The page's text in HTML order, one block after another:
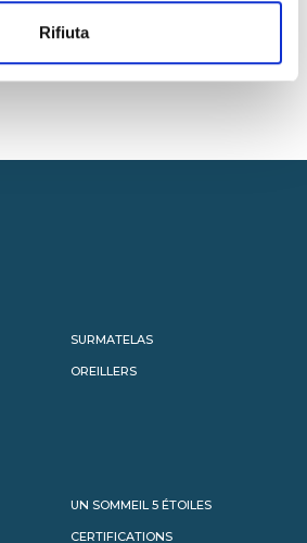
Rifiuta
SURMATELAS
OREILLERS
UN SOMMEIL 5 ÉTOILES
CERTIFICATIONS